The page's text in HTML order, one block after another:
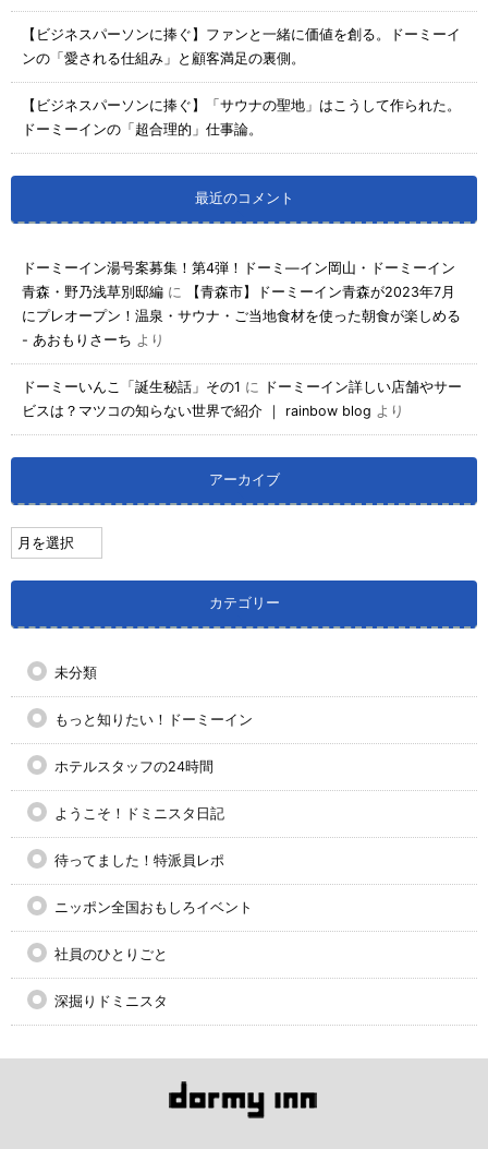
【ビジネスパーソンに捧ぐ】ファンと一緒に価値を創る。ドーミーイ
ンの「愛される仕組み」と顧客満足の裏側。
【ビジネスパーソンに捧ぐ】「サウナの聖地」はこうして作られた。
ドーミーインの「超合理的」仕事論。
最近のコメント
ドーミーイン湯号案募集！第4弾！ドーミ―イン岡山・ドーミーイン
青森・野乃浅草別邸編 に
【青森市】ドーミーイン青森が2023年7月
にプレオープン！温泉・サウナ・ご当地食材を使った朝食が楽しめる
- あおもりさーち より
ドーミーいんこ「誕生秘話」その1 に ドーミーイン詳しい店舗やサー
ビスは？マツコの知らない世界で紹介 ｜ rainbow blog より
アーカイブ
カテゴリー
未分類
もっと知りたい！ドーミーイン
ホテルスタッフの24時間
ようこそ！ドミニスタ日記
待ってました！特派員レポ
ニッポン全国おもしろイベント
社員のひとりごと
深掘りドミニスタ